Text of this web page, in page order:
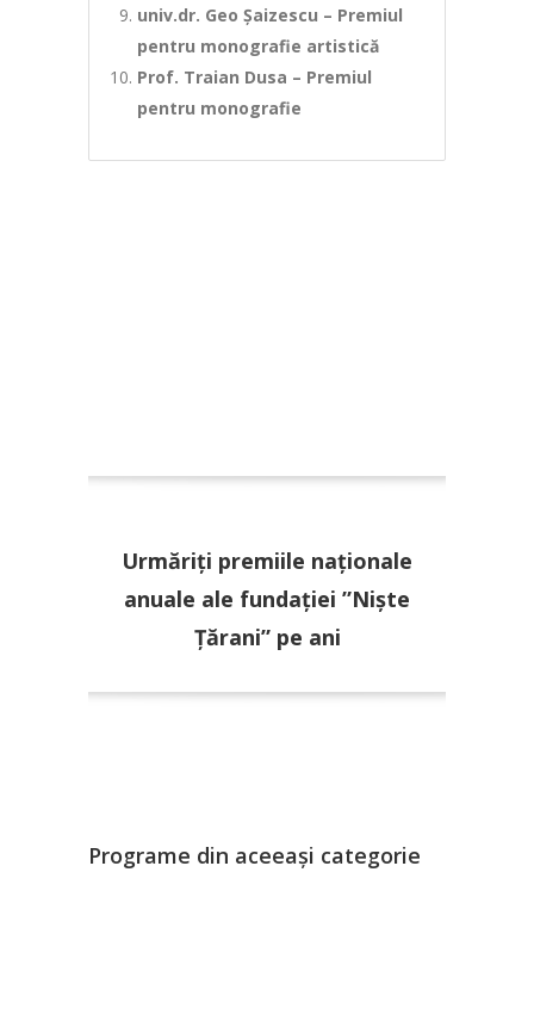
univ.dr. Geo Șaizescu – Premiul
pentru monografie artistică
Prof. Traian Dusa – Premiul
pentru monografie
Urmăriți premiile naționale
anuale ale fundației ”Niște
Țărani” pe ani
Programe din aceeași categorie